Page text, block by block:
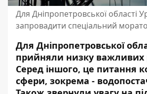
Для Дніпропетровської області
запровадити спеціальний
Для Дніпропетровської
прийняли низку важливих
Серед іншого, це питання
сфери, зокрема -